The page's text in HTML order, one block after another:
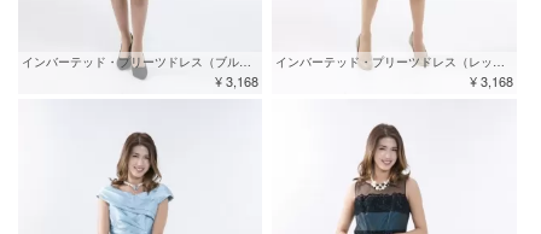
インバーテッド・プリーツドレス（ブルー）
¥ 3,168
インバーテッド・プリーツドレス（レッド）
¥ 3,168